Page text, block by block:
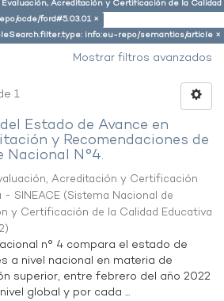
Acreditación y Certificación de la
ocde/ford#5.03.01 ×
info:eu-repo/semantics/article ×
Mostrar filtros avanzados
1
Estado de Avance en
y Recomendaciones de
N°4.
Acreditación y Certificación
- SINEACE (Sistema Nacional de
y Certificación de la Calidad Educativa
)
n° 4 compara el estado de
a nivel nacional en materia de
superior, entre febrero del año 2022
global y por cada ...